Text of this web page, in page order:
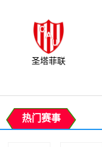
圣塔菲联
热门赛事